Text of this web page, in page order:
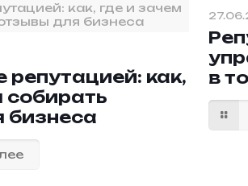
как, где и зачем
для бизнеса
репутацией: как,
собирать
бизнеса
в